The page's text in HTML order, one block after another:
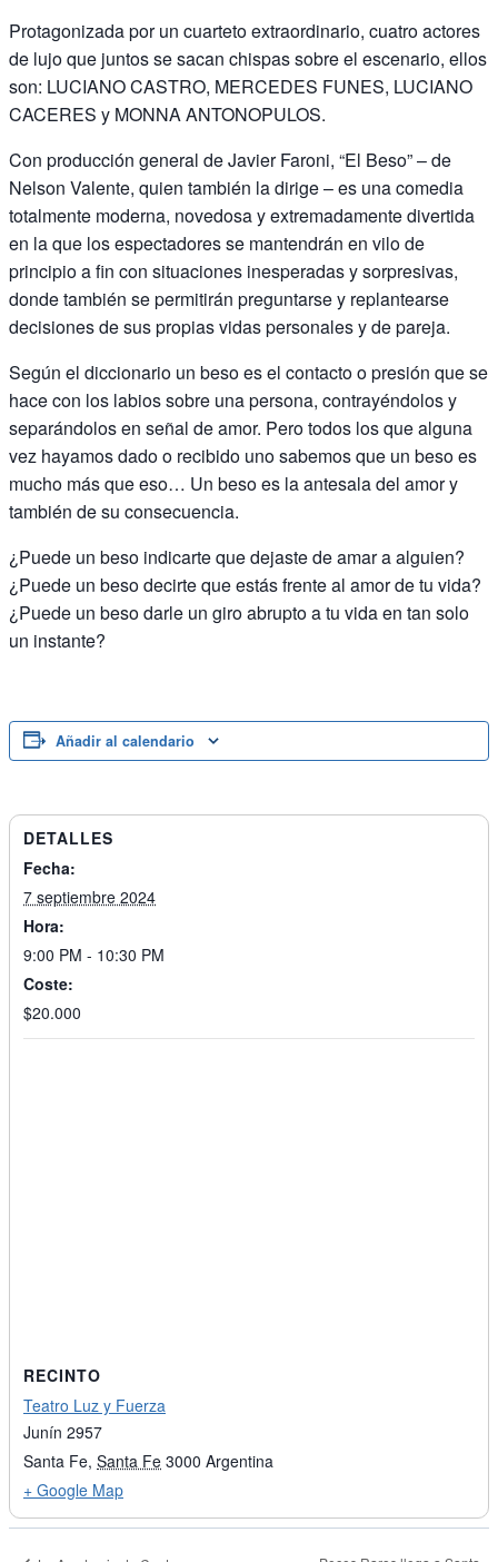
Protagonizada por un cuarteto extraordinario, cuatro actores
de lujo que juntos se sacan chispas sobre el escenario, ellos
son: LUCIANO CASTRO, MERCEDES FUNES, LUCIANO
CACERES y MONNA ANTONOPULOS.
Con producción general de Javier Faroni, “El Beso” – de
Nelson Valente, quien también la dirige – es una comedia
totalmente moderna, novedosa y extremadamente divertida
en la que los espectadores se mantendrán en vilo de
principio a fin con situaciones inesperadas y sorpresivas,
donde también se permitirán preguntarse y replantearse
decisiones de sus propias vidas personales y de pareja.
Según el diccionario un beso es el contacto o presión que se
hace con los labios sobre una persona, contrayéndolos y
separándolos en señal de amor. Pero todos los que alguna
vez hayamos dado o recibido uno sabemos que un beso es
mucho más que eso… Un beso es la antesala del amor y
también de su consecuencia.
¿Puede un beso indicarte que dejaste de amar a alguien?
¿Puede un beso decirte que estás frente al amor de tu vida?
¿Puede un beso darle un giro abrupto a tu vida en tan solo
un instante?
Añadir al calendario
DETALLES
Fecha:
7 septiembre 2024
Hora:
9:00 PM - 10:30 PM
Coste:
$20.000
RECINTO
Teatro Luz y Fuerza
Junín 2957
Santa Fe, Santa Fe 3000 Argentina
+ Google Map